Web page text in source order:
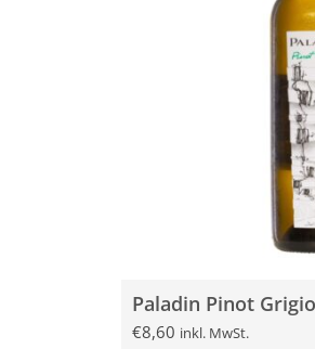
Paladin Pinot
€8,60 inkl. MwSt.